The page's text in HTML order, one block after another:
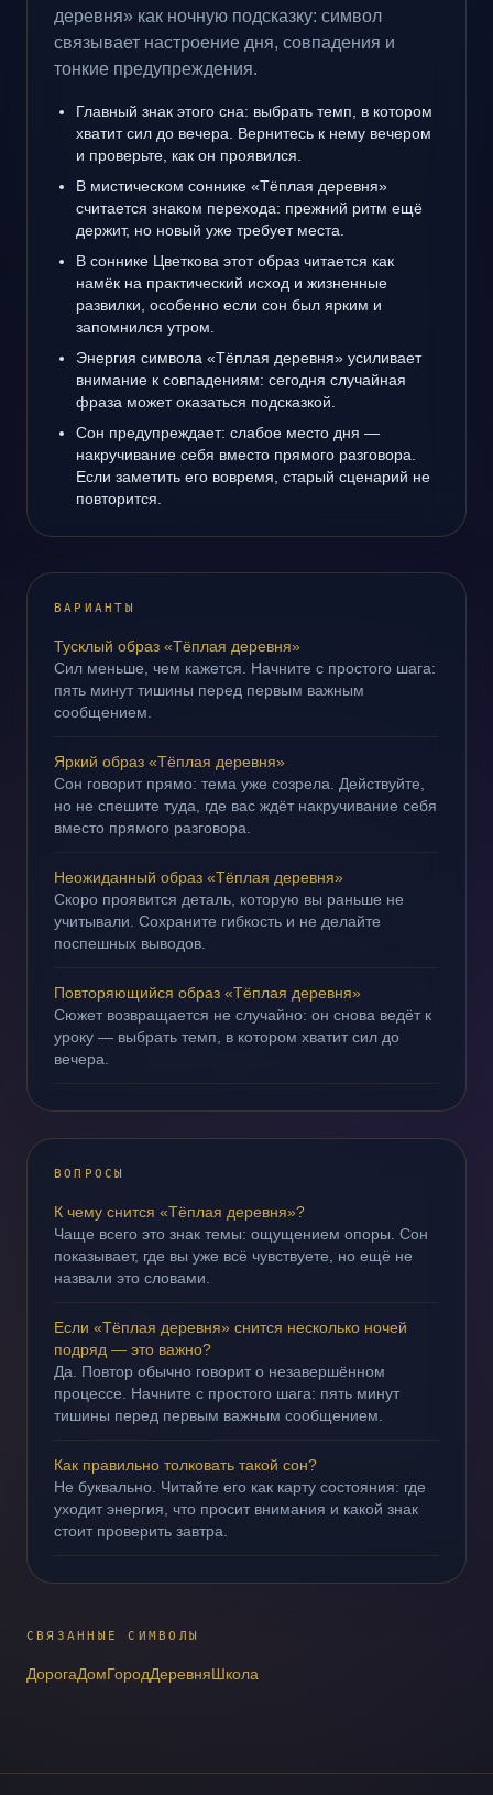
деревня» как ночную подсказку: символ
связывает настроение дня, совпадения и
тонкие предупреждения.
Главный знак этого сна: выбрать темп, в котором
хватит сил до вечера. Вернитесь к нему вечером
и проверьте, как он проявился.
В мистическом соннике «Тёплая деревня»
считается знаком перехода: прежний ритм ещё
держит, но новый уже требует места.
В соннике Цветкова этот образ читается как
намёк на практический исход и жизненные
развилки, особенно если сон был ярким и
запомнился утром.
Энергия символа «Тёплая деревня» усиливает
внимание к совпадениям: сегодня случайная
фраза может оказаться подсказкой.
Сон предупреждает: слабое место дня —
накручивание себя вместо прямого разговора.
Если заметить его вовремя, старый сценарий не
повторится.
ВАРИАНТЫ
Тусклый образ «Тёплая деревня»
Сил меньше, чем кажется. Начните с простого шага:
пять минут тишины перед первым важным
сообщением.
Яркий образ «Тёплая деревня»
Сон говорит прямо: тема уже созрела. Действуйте,
но не спешите туда, где вас ждёт накручивание себя
вместо прямого разговора.
Неожиданный образ «Тёплая деревня»
Скоро проявится деталь, которую вы раньше не
учитывали. Сохраните гибкость и не делайте
поспешных выводов.
Повторяющийся образ «Тёплая деревня»
Сюжет возвращается не случайно: он снова ведёт к
уроку — выбрать темп, в котором хватит сил до
вечера.
ВОПРОСЫ
К чему снится «Тёплая деревня»?
Чаще всего это знак темы: ощущением опоры. Сон
показывает, где вы уже всё чувствуете, но ещё не
назвали это словами.
Если «Тёплая деревня» снится несколько ночей
подряд — это важно?
Да. Повтор обычно говорит о незавершённом
процессе. Начните с простого шага: пять минут
тишины перед первым важным сообщением.
Как правильно толковать такой сон?
Не буквально. Читайте его как карту состояния: где
уходит энергия, что просит внимания и какой знак
стоит проверить завтра.
СВЯЗАННЫЕ СИМВОЛЫ
ДорогаДомГородДеревняШкола